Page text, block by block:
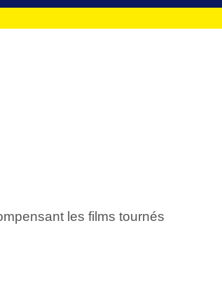
les films tournés